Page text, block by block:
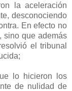
la aceleración
desconociendo
En efecto no
sino que además
el tribunal
lo hicieron los
de nulidad de